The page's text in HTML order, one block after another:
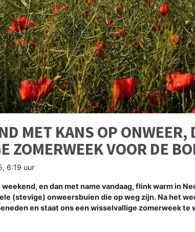
MET KANS OP ONWEER,
ZOMERWEEK VOOR DE
6:19 uur
weekend, en dan met name vandaag, flink warm in
(stevige) onweersbuien die op weg zijn. Na het
en staat ons een wisselvallige zomerweek te